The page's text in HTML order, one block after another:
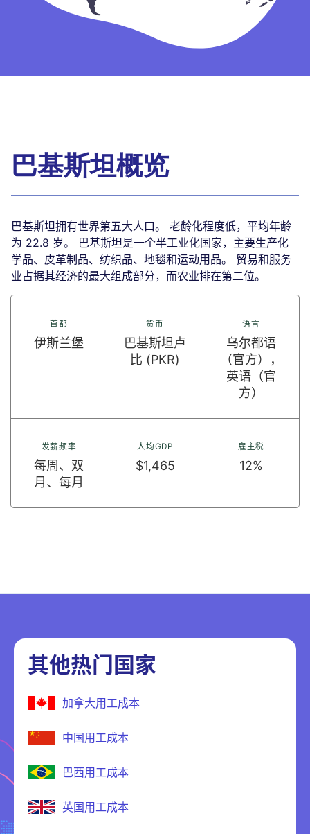
巴基斯坦概览
巴基斯坦拥有世界第五大人口。 老龄化程度低，平均年龄
为 22.8 岁。 巴基斯坦是一个半工业化国家，主要生产化
学品、皮革制品、纺织品、地毯和运动用品。 贸易和服务
业占据其经济的最大组成部分，而农业排在第二位。
首都
伊斯兰堡
货币
巴基斯坦卢
比 (PKR)
语言
乌尔都语
（官方），
英语（官
方）
发薪频率
每周、双
月、每月
人均GDP
$1,465
雇主税
12%
其他热门国家
加拿大用工成本
中国用工成本
巴西用工成本
英国用工成本